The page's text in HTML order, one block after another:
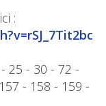
:
25 - 30 - 72 -
- 158 - 159 -